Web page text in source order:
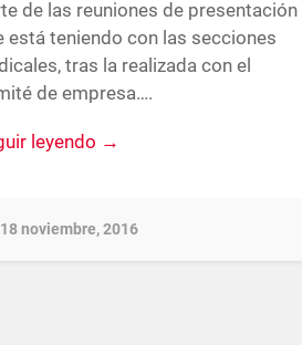
de las reuniones de presentación
está teniendo con las secciones
tras la realizada con el
de empresa….
leyendo →
18 noviembre, 2016